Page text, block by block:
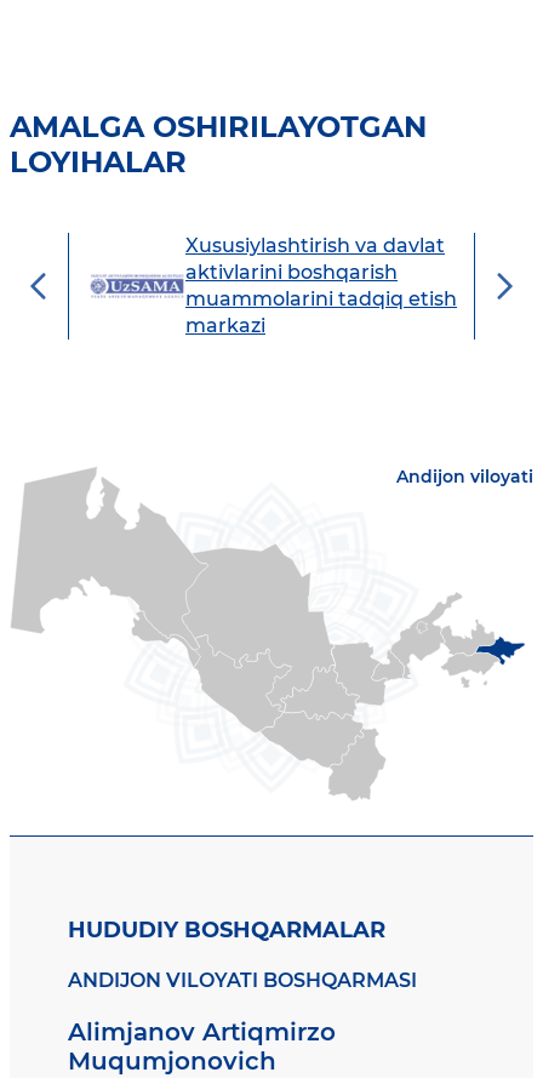
AMALGA OSHIRILAYOTGAN
LOYIHALAR
Xususiylashtirish va davlat
aktivlarini boshqarish
muammolarini tadqiq etish
markazi
Andijon viloyati
HUDUDIY BOSHQARMALAR
ANDIJON VILOYATI BOSHQARMASI
Alimjanov Artiqmirzo
Muqumjonovich